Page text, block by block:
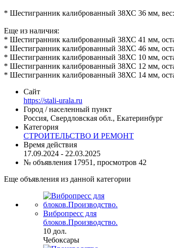
* Шестигранник калиброванный 38ХС 36 мм,
Еще из наличия:
* Шестигранник калиброванный 38ХС 41 мм,
* Шестигранник калиброванный 38ХС 46 мм,
* Шестигранник калиброванный 38ХС 10 мм,
* Шестигранник калиброванный 38ХС 12 мм,
* Шестигранник калиброванный 38ХС 14 мм,
Сайт
https://stali-urala.ru
Город / населенный пункт
Россия, Свердловская обл., Екатеринбург
Категория
СТРОИТЕЛЬСТВО И РЕМОНТ
Время действия
17.09.2024 - 22.03.2025
№ объявления 17951, просмотров 42
Еще объявления из данной категории
Вибропресс для
блоков.Производство.
10 дол.
Чебоксары